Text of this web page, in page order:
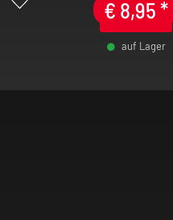
€ 8,95*
auf Lager